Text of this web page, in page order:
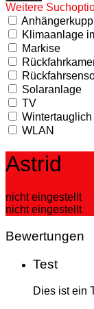
Weitere
Klimaanlage
Markise
Solaranlage
TV
Wintertauglich
WLAN
Astrid
nicht eingestellt
nicht eingestellt
Bewertungen
Test
Dies ist ein